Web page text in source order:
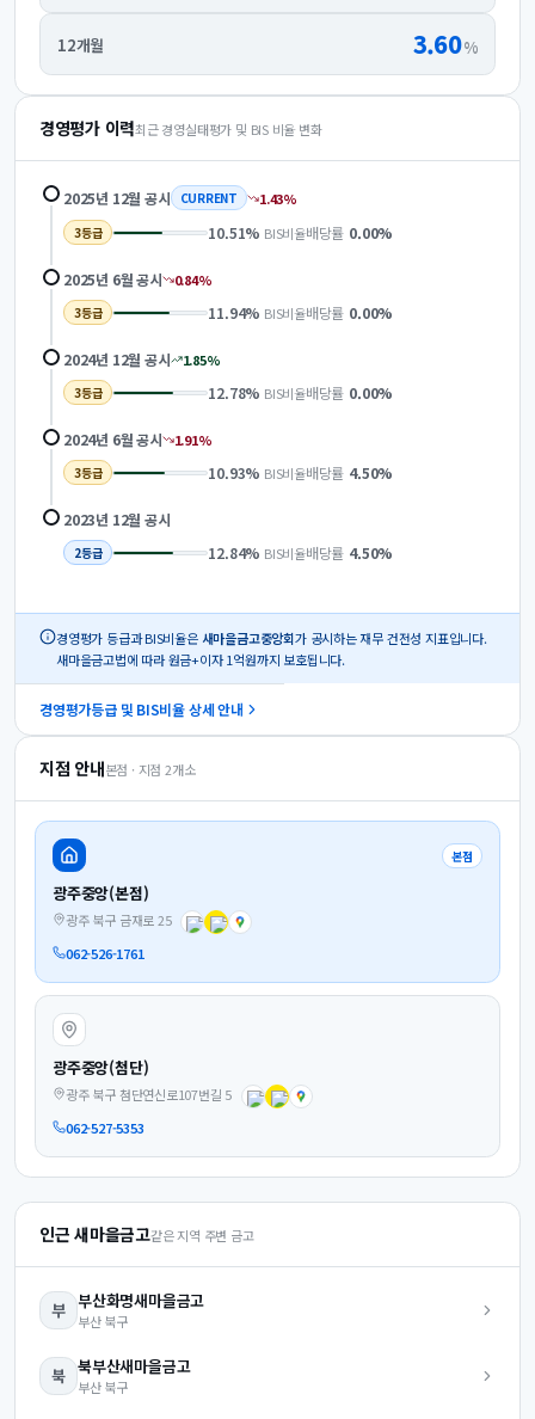
12개월 3.60%
경영평가 이력최근 경영실태평가 및 BIS 비율 변화
2025년 12월 공시 CURRENT 1.43%
3등급 10.51% BIS비율배당률 0.00%
2025년 6월공시 0.84%
3등급 11.94% BIS비율배당률 0.00%
2024년 12월 공시 1.85%
3등급 12.78% BIS비율배당률 0.00%
2024년 6월공시 1.91%
3등급 10.93% BIS비율배당률 4.50%
2023년 12월 공시
2등급 12.84% BIS비율배당률 4.50%
경영평가 등급과 BIS비율은 새마을금고중앙회가 공시하는 재무 건전성 지표입니다.
새마을금고법에 따라 원금+이자 1억원까지 보호됩니다.
경영평가등급 및 BIS비율 상세 안내
지점 안내본점 · 지점 2개소
본점
광주중앙(본점)
광주 북구 금재로 25
062-526-1761
광주중앙(첨단)
광주 북구 첨단연신로107번길 5
062-527-5353
인근 새마을금고같은 지역 주변 금고
부 부산화명새마을금고
부산 북구
북 북부산새마을금고
부산 북구